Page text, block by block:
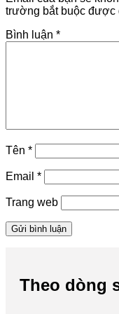
trường bắt buộc được
Bình luận *
Tên *
Email *
Trang web
Theo dòng